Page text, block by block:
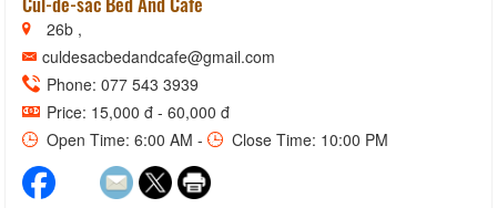
26b ,
culdesacbedandcafe@gmail.com
Phone: 077 543 3939
Price: 15,000 đ - 60,000 đ
Open Time: 6:00 AM -
Close Time: 10:00 PM